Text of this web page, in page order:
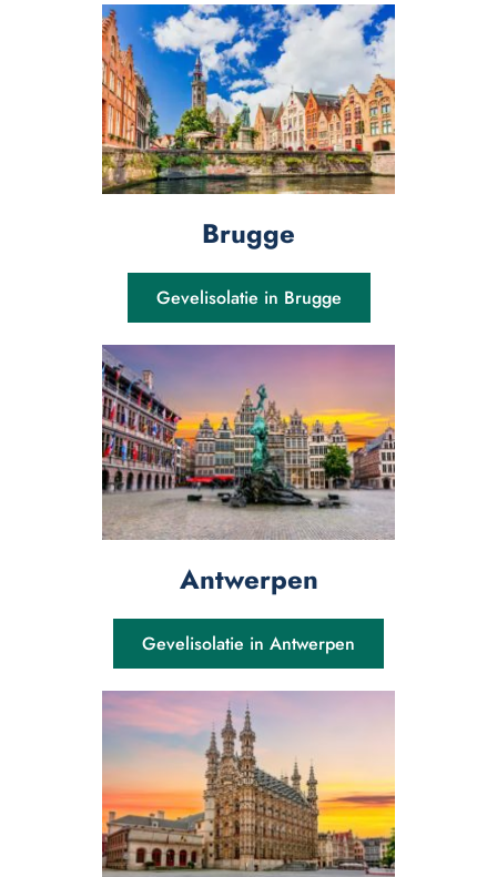
Brugge
Gevelisolatie in Brugge
Antwerpen
Gevelisolatie in Antwerpen